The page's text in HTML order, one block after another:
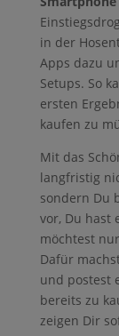
in der
Apps dazu
Setups. So
ersten
kaufen zu
Mit das
langfristig
sondern Du
vor, Du hast
möchtest
Dafür
und postest
bereits zu
zeigen Dir